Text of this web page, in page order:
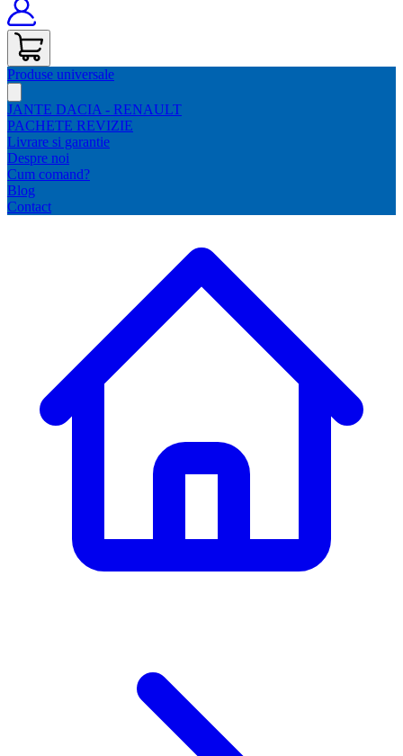
Produse universale
JANTE DACIA - RENAULT
PACHETE REVIZIE
Livrare si garantie
Despre noi
Cum comand?
Blog
Contact